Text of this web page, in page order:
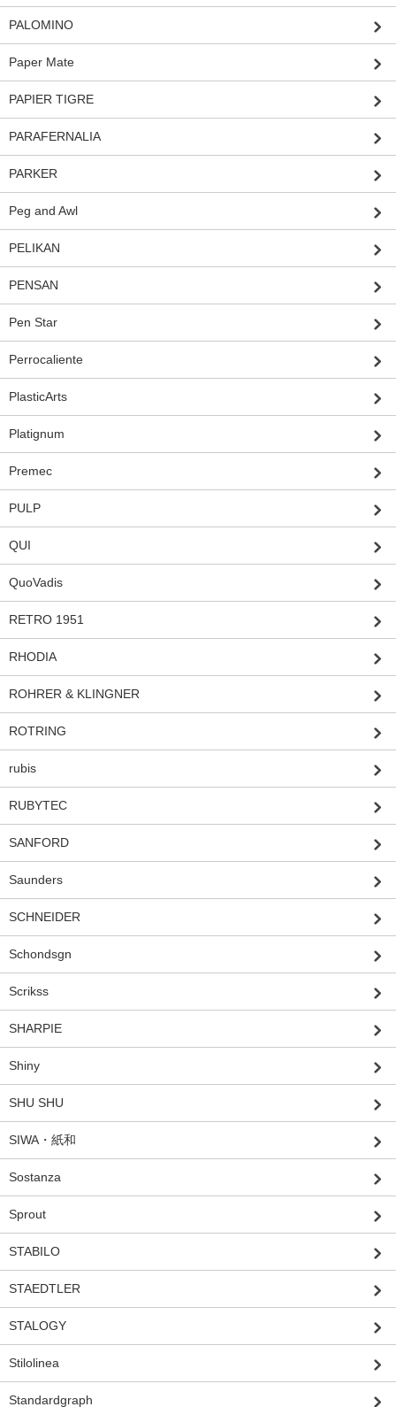
PALOMINO
Paper Mate
PAPIER TIGRE
PARAFERNALIA
PARKER
Peg and Awl
PELIKAN
PENSAN
Pen Star
Perrocaliente
PlasticArts
Platignum
Premec
PULP
QUI
QuoVadis
RETRO 1951
RHODIA
ROHRER & KLINGNER
ROTRING
rubis
RUBYTEC
SANFORD
Saunders
SCHNEIDER
Schondsgn
Scrikss
SHARPIE
Shiny
SHU SHU
SIWA・紙和
Sostanza
Sprout
STABILO
STAEDTLER
STALOGY
Stilolinea
Standardgraph